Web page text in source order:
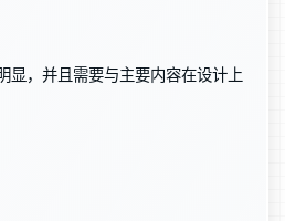
显，并且需要与主要内容在设计上